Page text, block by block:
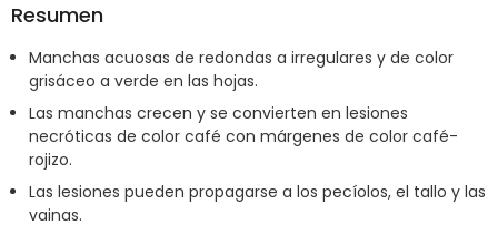
Resumen
Manchas acuosas de redondas a irregulares y de color
grisáceo a verde en las hojas.
Las manchas crecen y se convierten en lesiones
necróticas de color café con márgenes de color café-
rojizo.
Las lesiones pueden propagarse a los pecíolos, el tallo y las
vainas.